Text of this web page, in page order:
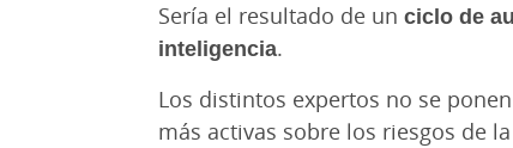
Sería el resultado de un ciclo de
inteligencia.
Los distintos expertos no se
más activas sobre los riesgos de